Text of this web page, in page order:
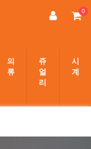
0
의
류
쥬
얼
리
시
계